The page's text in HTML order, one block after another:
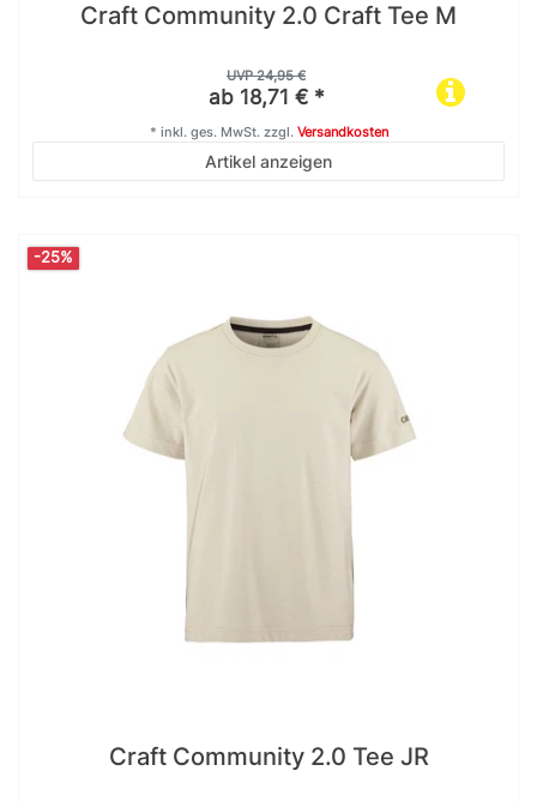
Craft Community 2.0 Craft Tee M
UVP 24,95 €
ab 18,71 € *
Artikel anzeigen
* inkl. ges. MwSt.zzgl. Versandkosten
-25%
Craft Community 2.0 Tee JR